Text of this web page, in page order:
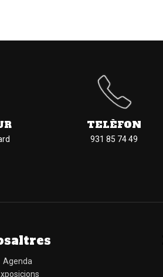
TELÈFON
931 85 74 49
Agenda